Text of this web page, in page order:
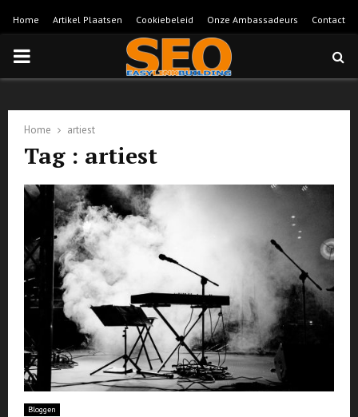
Home Artikel Plaatsen Cookiebeleid Onze Ambassadeurs Contact
PRIMARY
Home artiest
Tag : artiest
Bloggen